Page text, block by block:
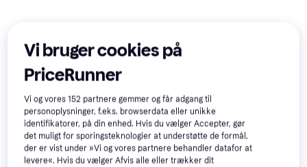
Vi bruger cookies på
PriceRunner
Vi og vores152 partnere gemmer og får adgang til
personoplysninger, f.eks. browserdata eller unikke
identifikatorer, på din enhed. Hvis du vælger Accepter, gør
det muligt for sporingsteknologier at understøtte de formål,
der er vist under »Vi og vores partnere behandler datafor at
levere«. Hvis du vælger Afvis alle eller trækker dit